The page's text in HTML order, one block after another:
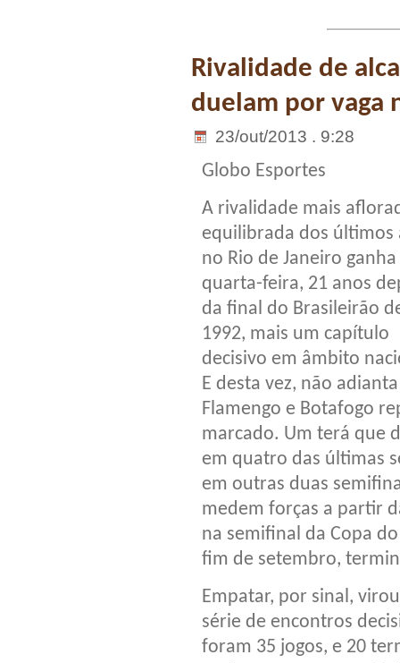
Rivalidade de
duelam por vaga
23/out/2013 . 9:28
Globo Esportes
A rivalidade mais
equilibrada dos últimos
no Rio de Janeiro
quarta-feira, 21 anos
da final do Brasileirão
1992, mais um capítulo
decisivo em âmbito
E desta vez, não adianta
Flamengo e Botafogo
marcado. Um terá que
em quatro das últimas
em outras duas
medem forças a partir
na semifinal da Copa
fim de setembro,
Empatar, por sinal,
série de encontros
foram 35 jogos, e 20